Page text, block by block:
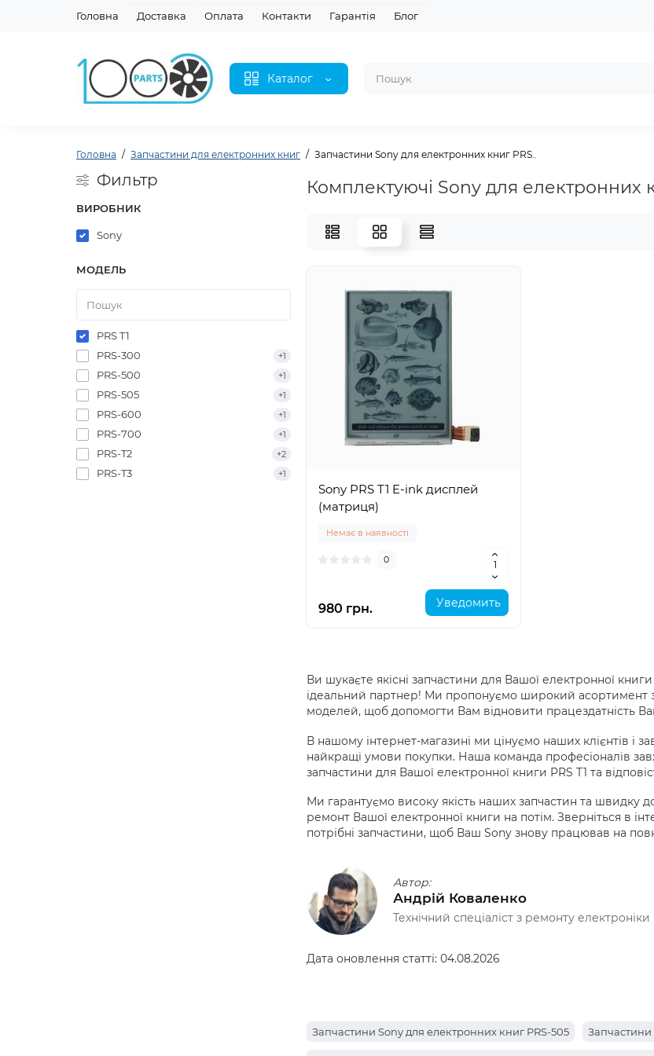
Головна Доставка Оплата Контакти Гарантія Блог
Каталог
Головна Запчастини для електронних книг Запчастини Sony для електронних книг PRS..
Фильтр
ВИРОБНИК
Sony
МОДЕЛЬ
PRS T1
PRS-300
+1
PRS-500 +1
PRS-505 +1
PRS-600 +1
PRS-700 +1
PRS-T2 +2
PRS-T3 +1
Комплектуючі Sony для електронних
Sony PRS T1 E-ink дисплей
(матриця)
Немає в наявності
0
980 грн. Уведомить
Ви шукаєте якісні запчастини для Вашої електронної
ідеальний партнер! Ми пропонуємо широкий асортимент
моделей, щоб допомогти Вам відновити працездатність
В нашому інтернет-магазині ми цінуємо наших клієнтів і
найкращі умови покупки. Наша команда професіоналів
запчастини для Вашої електронної книги PRS T1 та
Ми гарантуємо високу якість наших запчастин та швидку
ремонт Вашої електронної книги на потім. Зверніться в
потрібні запчастини, щоб Ваш Sony знову працював на
Автор:
Андрій Коваленко
Технічний спеціаліст з ремонту електроніки
Дата оновлення статті: 04.08.2026
Запчастини Sony для електронних книг PRS-505 Запчастини